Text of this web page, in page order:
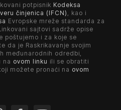
potpisnik Kodeksa
činjenica (IFCN)
, kao i
Evropske mreže standarda za
sajtovi sadrže opise
poštujemo i za koje se
da je Raskrikavanje svojim
međunarodnih odredbi,
na ovom linku ili se obratiti
možete pronaći na ovom